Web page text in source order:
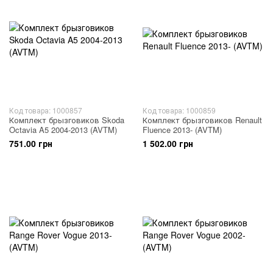
Код товара: 1000857
Комплект брызговиков Skoda
Octavia A5 2004-2013 (AVTM)
751.00 грн
Код товара: 1000859
Комплект брызговиков Renault
Fluence 2013- (AVTM)
1 502.00 грн